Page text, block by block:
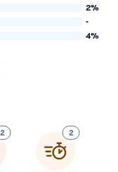
2%
-
4%
2 2